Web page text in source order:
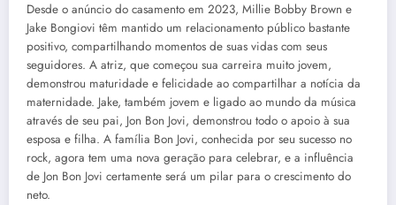
Desde o anúncio do casamento em 2023, Millie Bobby Brown e
Jake Bongiovi têm mantido um relacionamento público bastante
positivo, compartilhando momentos de suas vidas com seus
seguidores. A atriz, que começou sua carreira muito jovem,
demonstrou maturidade e felicidade ao compartilhar a notícia da
maternidade. Jake, também jovem e ligado ao mundo da música
através de seu pai, Jon Bon Jovi, demonstrou todo o apoio à sua
esposa e filha. A família Bon Jovi, conhecida por seu sucesso no
rock, agora tem uma nova geração para celebrar, e a influência
de Jon Bon Jovi certamente será um pilar para o crescimento do
neto.